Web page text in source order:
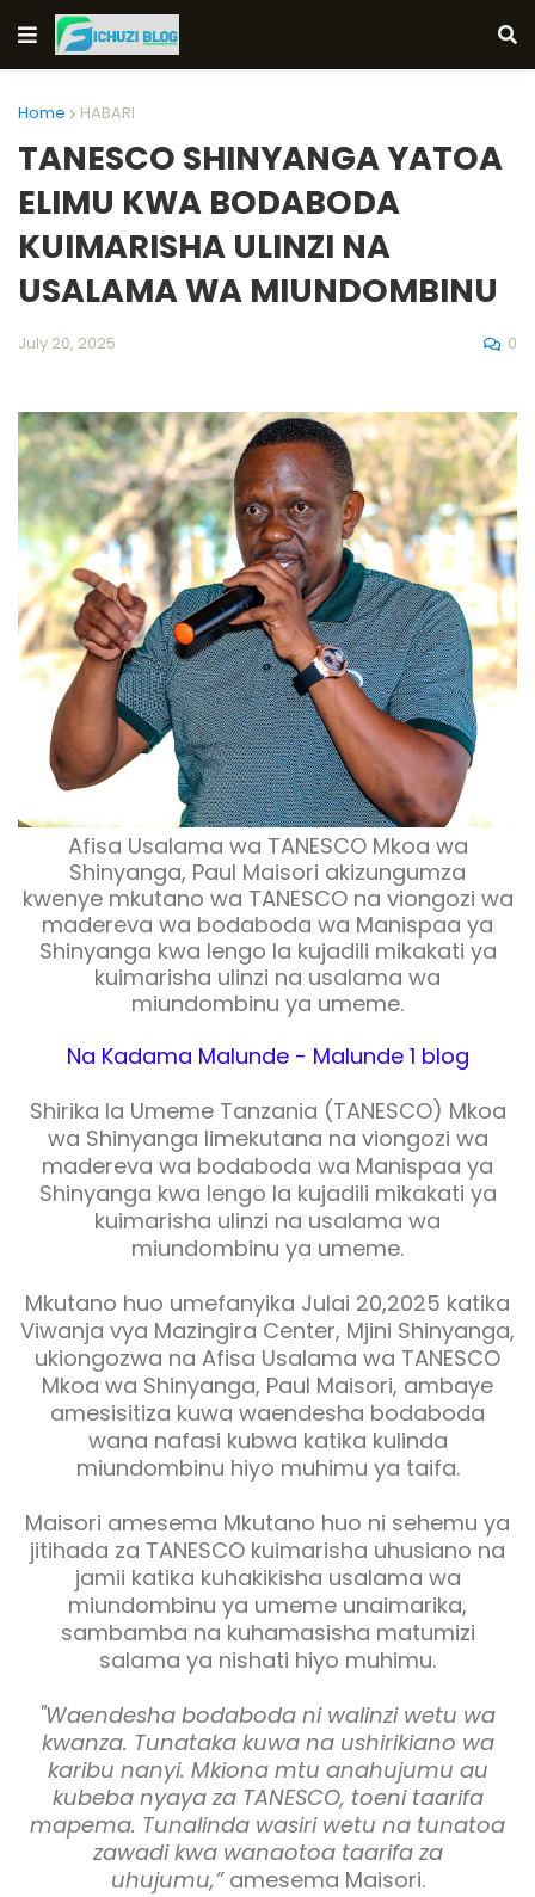
Home HABARI
TANESCO SHINYANGA YATOA
ELIMU KWA BODABODA
KUIMARISHA ULINZI NA
USALAMA WA MIUNDOMBINU
July 20, 2025 0
Afisa Usalama wa TANESCO Mkoa wa
Shinyanga, Paul Maisori akizungumza
kwenye mkutano wa TANESCO na viongozi wa
madereva wa bodaboda wa Manispaa ya
Shinyanga kwa lengo la kujadili mikakati ya
kuimarisha ulinzi na usalama wa
miundombinu ya umeme.
Na Kadama Malunde - Malunde 1 blog
Shirika la Umeme Tanzania (TANESCO) Mkoa
wa Shinyanga limekutana na viongozi wa
madereva wa bodaboda wa Manispaa ya
Shinyanga kwa lengo la kujadili mikakati ya
kuimarisha ulinzi na usalama wa
miundombinu ya umeme.
Mkutano huo umefanyika Julai 20,2025 katika
Viwanja vya Mazingira Center, Mjini Shinyanga,
ukiongozwa na Afisa Usalama wa TANESCO
Mkoa wa Shinyanga, Paul Maisori, ambaye
amesisitiza kuwa waendesha bodaboda
wana nafasi kubwa katika kulinda
miundombinu hiyo muhimu ya taifa.
Maisori amesema Mkutano huo ni sehemu ya
jitihada za TANESCO kuimarisha uhusiano na
jamii katika kuhakikisha usalama wa
miundombinu ya umeme unaimarika,
sambamba na kuhamasisha matumizi
salama ya nishati hiyo muhimu.
"Waendesha bodaboda ni walinzi wetu wa
kwanza. Tunataka kuwa na ushirikiano wa
karibu nanyi. Mkiona mtu anahujumu au
kubeba nyaya za TANESCO, toeni taarifa
mapema. Tunalinda wasiri wetu na tunatoa
zawadi kwa wanaotoa taarifa za
uhujumu,”amesema Maisori.